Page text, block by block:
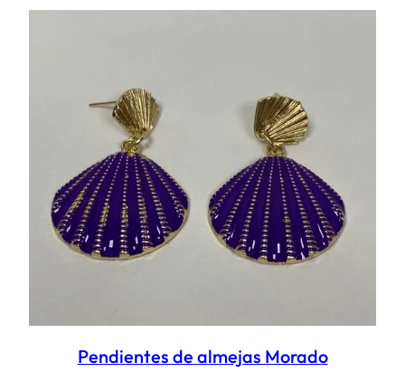
Pendientes de almejas Morado